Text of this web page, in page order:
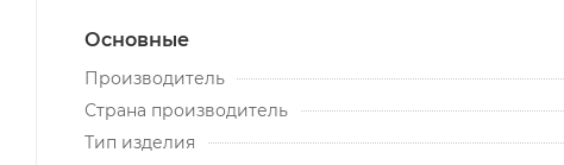
Основные
Производитель
Страна производитель
Тип изделия